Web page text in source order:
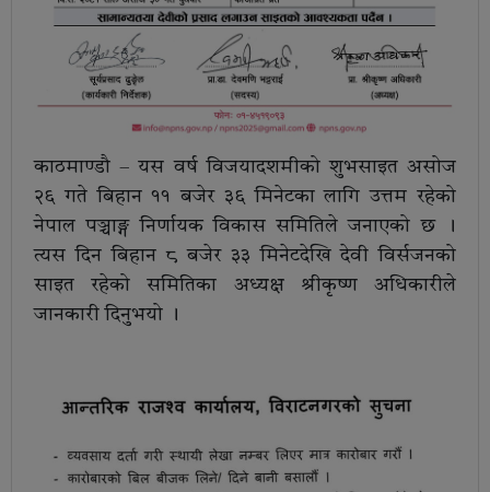
काठमाण्डौ – यस वर्ष विजयादशमीको शुभसाइत असोज
२६ गते बिहान ११ बजेर ३६ मिनेटका लागि उत्तम रहेको
नेपाल पञ्चाङ्ग निर्णायक विकास समितिले जनाएको छ ।
त्यस दिन बिहान ८ बजेर ३३ मिनेटदेखि देवी विर्सजनको
साइत रहेको समितिका अध्यक्ष श्रीकृष्ण अधिकारीले
जानकारी दिनुभयो ।